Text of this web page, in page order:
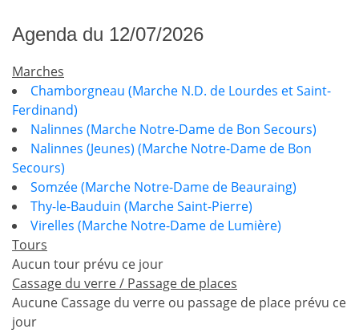
Agenda du 12/07/2026
Marches
Chamborgneau (Marche N.D. de Lourdes et Saint-
Ferdinand)
Nalinnes (Marche Notre-Dame de Bon Secours)
Nalinnes (Jeunes) (Marche Notre-Dame de Bon
Secours)
Somzée (Marche Notre-Dame de Beauraing)
Thy-le-Bauduin (Marche Saint-Pierre)
Virelles (Marche Notre-Dame de Lumière)
Tours
Aucun tour prévu ce jour
Cassage du verre / Passage de places
Aucune Cassage du verre ou passage de place prévu ce
jour